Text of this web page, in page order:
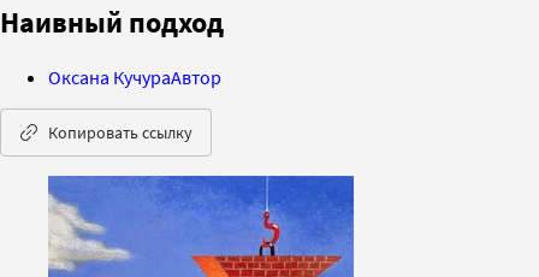
Наивный подход
Оксана КучураАвтор
Копировать ссылку